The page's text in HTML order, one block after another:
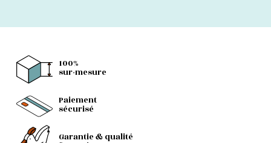
100%
sur-mesure
Paiement
sécurisé
Garantie & qualité